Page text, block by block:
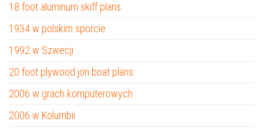
18 foot aluminum skiff plans
1934 w polskim sporcie
1992 w Szwecji
20 foot plywood jon boat plans
2006 w grach komputerowych
2006 w Kolumbii